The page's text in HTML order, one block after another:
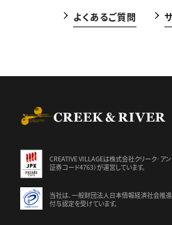
よくあるご質問
CREATIVE VILLAGEは株式会社クリーク･ア
証券コード4763）が運営しています。
当社は、一般財団法人日本情報経済社会推進
付与認定を受けています。